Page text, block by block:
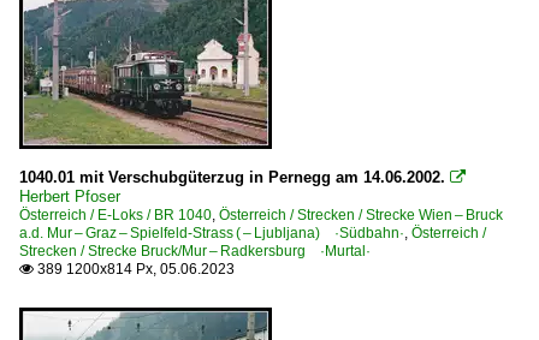
1040.01 mit Verschubgüterzug in Pernegg am 14.06.2002. 
Herbert Pfoser
Österreich / E-Loks / BR 1040 Österreich / Strecken / Strecke Wien – Bruck
a.d. Mur – Graz – Spielfeld-Strass ( – Ljubljana) ·Südbahn· Österreich /
Strecken / Strecke Bruck/Mur – Radkersburg ·Murtal·
 389 1200x814 Px, 05.06.2023